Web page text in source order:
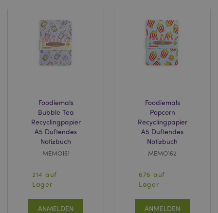
Foodiemals
Bubble Tea
Recyclingpapier
A5 Duftendes
Notizbuch
MEMO161
214 auf
Lager
ANMELDEN
Foodiemals
Popcorn
Recyclingpapier
A5 Duftendes
Notizbuch
MEMO162
676 auf
Lager
ANMELDEN
X-Magento-Vary
Adobe Inc.
www.puckator.de
_GRECAPTCHA
Google LLC
www.google.com
recently_compared_product_previous
Adobe Inc.